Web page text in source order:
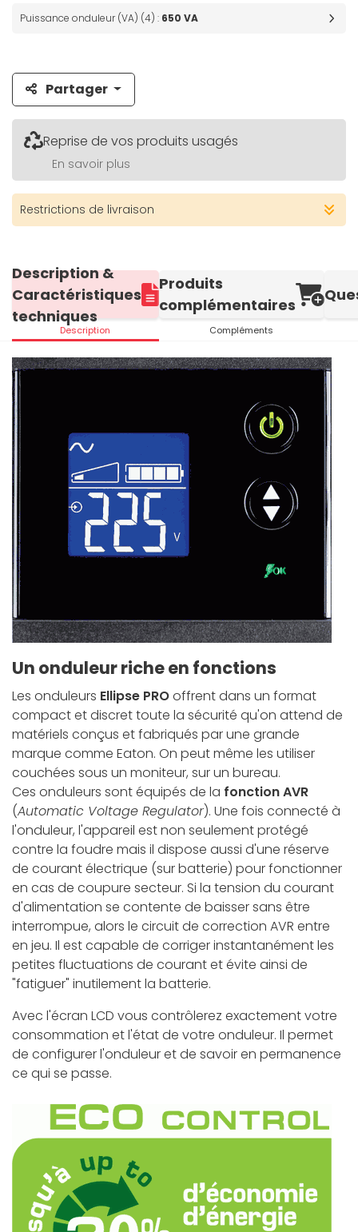
Puissance onduleur (VA) (4) : 650 VA
Partager
Reprise de vos produits usagés
En savoir plus
Restrictions de livraison
Description &
Caractéristiques
techniques
Description
Produits
complémentaires
Compléments
Un onduleur riche en fonctions
Les onduleurs Ellipse PROoffrent dans un format
compact et discret toute la sécurité qu'on attend de
matériels conçus et fabriqués par une grande
marque comme Eaton. On peut même les utiliser
couchées sous un moniteur, sur un bureau.
Ces onduleurs sont équipés de la fonction AVR
(Automatic Voltage Regulator). Une fois connecté à
l'onduleur, l'appareil est non seulement protégé
contre la foudre mais il dispose aussi d'une réserve
de courant électrique (sur batterie) pour fonctionner
en cas de coupure secteur. Si la tension du courant
d'alimentation se contente de baisser sans être
interrompue, alors le circuit de correction AVR entre
en jeu. Il est capable de corriger instantanément les
petites fluctuations de courant et évite ainsi de
"fatiguer" inutilement la batterie.
Avec l'écran LCD vous contrôlerez exactement votre
consommation et l'état de votre onduleur. Il permet
de configurer l'onduleur et de savoir en permanence
ce qui se passe.